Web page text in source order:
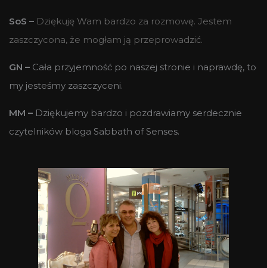
SoS – Dziękuję Wam bardzo za rozmowę. Jestem
zaszczycona, że mogłam ją przeprowadzić.
GN – Cała przyjemność po naszej stronie i naprawdę, to
my jesteśmy zaszczyceni.
MM – Dziękujemy bardzo i pozdrawiamy serdecznie
czytelników bloga Sabbath of Senses.